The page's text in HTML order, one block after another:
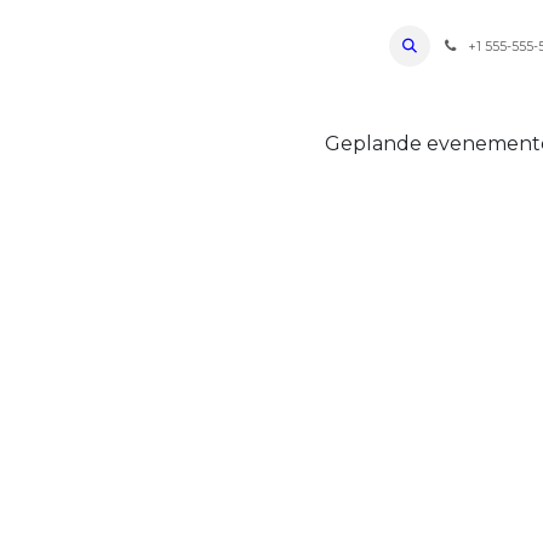
Bevoorradingen FAQ+1 555-555-
Geplande